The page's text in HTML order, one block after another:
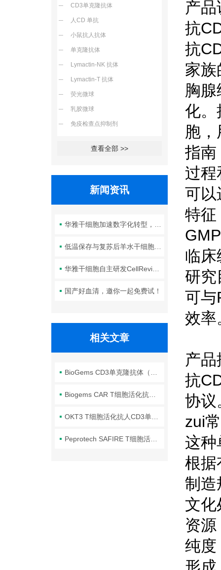
CD3单克隆抗体
人CD 单抗
小鼠抗人抗体
单克隆抗体
Lymactin-NK 抗体
Lymactin-T 抗体
荧光微球
乳胶微球
免疫检查点抑制剂
查看全部 >>
新闻资讯
国产好血清，邀你一起免费试！
相关文章
产品
抗
抗
家族
胸
化。
胞
指南
过程
可以
特征
GMP
临床
研究
可与
效率
产品
抗
协议
zui
这种
根据
制造
文化
资
纯度